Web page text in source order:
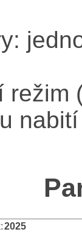
režim
2025